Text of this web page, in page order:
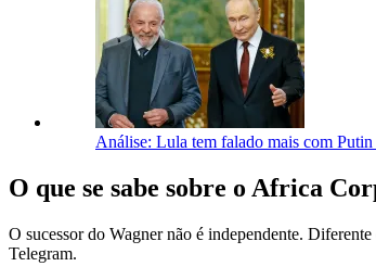
Análise: Lula tem falado mais com
O que se sabe sobre o Africa
O sucessor do Wagner não é independente. Diferente
Telegram.